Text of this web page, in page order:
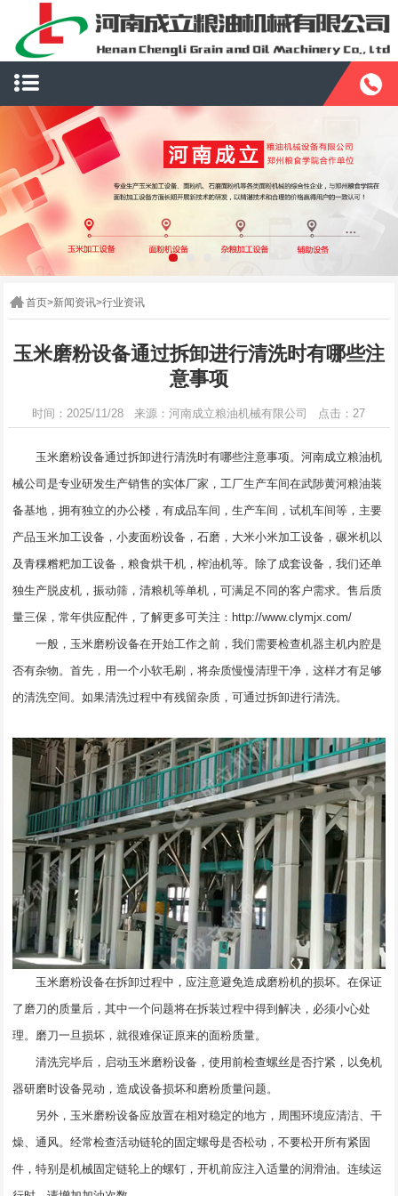
首页>新闻资讯>行业资讯
玉米磨粉设备通过拆卸进行清洗时有哪些注
意事项
时间：2025/11/28 来源：河南成立粮油机械有限公司 点击：27
玉米磨粉设备通过拆卸进行清洗时有哪些注意事项。河南成立粮油机
械公司是专业研发生产销售的实体厂家，工厂生产车间在武陟黄河粮油装
备基地，拥有独立的办公楼，有成品车间，生产车间，试机车间等，主要
产品玉米加工设备，小麦面粉设备，石磨，大米小米加工设备，碾米机以
及青稞糌粑加工设备，粮食烘干机，榨油机等。除了成套设备，我们还单
独生产脱皮机，振动筛，清粮机等单机，可满足不同的客户需求。售后质
量三保，常年供应配件，了解更多可关注： http://www.clymjx.com/
一般，玉米磨粉设备在开始工作之前，我们需要检查机器主机内腔是
否有杂物。首先，用一个小软毛刷，将杂质慢慢清理干净，这样才有足够
的清洗空间。如果清洗过程中有残留杂质，可通过拆卸进行清洗。
玉米磨粉设备在拆卸过程中，应注意避免造成磨粉机的损坏。在保证
了磨刀的质量后，其中一个问题将在拆装过程中得到解决，必须小心处
理。磨刀一旦损坏，就很难保证原来的面粉质量。
清洗完毕后，启动玉米磨粉设备，使用前检查螺丝是否拧紧，以免机
器研磨时设备晃动，造成设备损坏和磨粉质量问题。
另外，玉米磨粉设备应放置在相对稳定的地方，周围环境应清洁、干
燥、通风。经常检查活动链轮的固定螺母是否松动，不要松开所有紧固
件，特别是机械固定链轮上的螺钉，开机前应注入适量的润滑油。连续运